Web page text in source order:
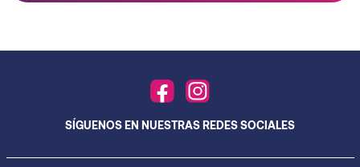
SÍGUENOS EN NUESTRAS REDES SOCIALES